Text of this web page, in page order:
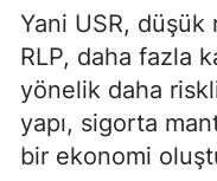
Yani USR, düşük
RLP, daha fazla
yönelik daha
yapı, sigorta
bir ekonomi